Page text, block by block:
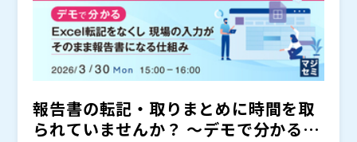
本セミナーでは、独自のリバースエンジンを用いてソー
スコードから詳細設計レベルの設計書を自動生成し、シ
ステム構造や依存関係を正確に可視化する方法を紹介し
ます。 これにより、
・影響範囲が簡単に分かる ・モジュール・画面・デー
タの関係性が把握しやすい ・属人化が解消され、保守
効率が向上 ・将来の移行／改修の判断材料が明確にな
る
といった効果が期待できます。
報告書の転記・取りまとめに時間を取
られていませんか？ ～デモで分かる、